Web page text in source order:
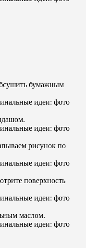
бумажным
рисунок по
поверхность
маслом.